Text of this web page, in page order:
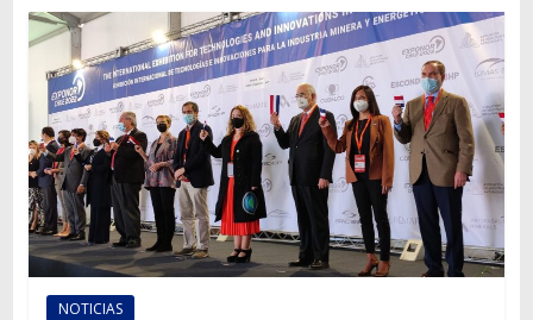
Autos,
camiones,
motos,
información
del
mundo
del
transporte
NOTICIAS